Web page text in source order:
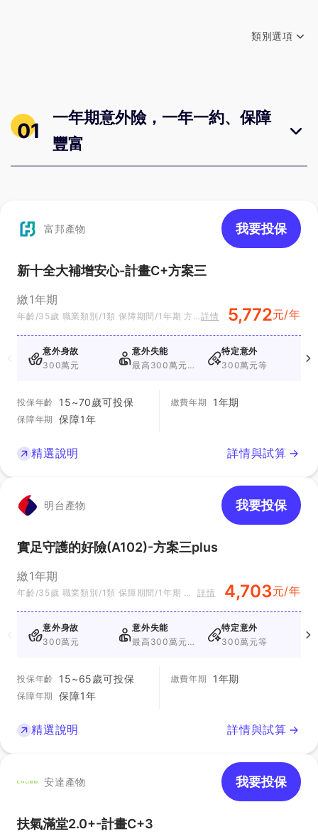
障
一般是1-11級失
賠
方
式
程度理賠
理賠100%保額
類別選項
02 終身意外險，定期繳費、終身保障，有保本設計
01
一年期意外險，一年一約、保障
豐富
富邦產物 我要投保
新十全大補增安心-計畫C+方案三
繳1年期
年齡/35歲 職業類別/1類 保障期間/1年期 方
詳情 5,772元/年
意外身故
300萬元
意外失能
最高300萬元
特定意外
300萬元等
投保年齡 15~70歲可投保
保障年期 保障1年
繳費年期 1年期
精選說明 詳情與試算
明台產物 我要投保
實足守護的好險(A102)-方案三plus
繳1年期
年齡/35歲 職業類別/1類 保障期間/1年期 方
詳情 4,703元/年
意外身故
300萬元
意外失能
最高300萬元
特定意外
300萬元等
投保年齡 15~65歲可投保
保障年期 保障1年
繳費年期 1年期
精選說明 詳情與試算
安達產物 我要投保
扶氣滿堂2.0+-計畫C+3